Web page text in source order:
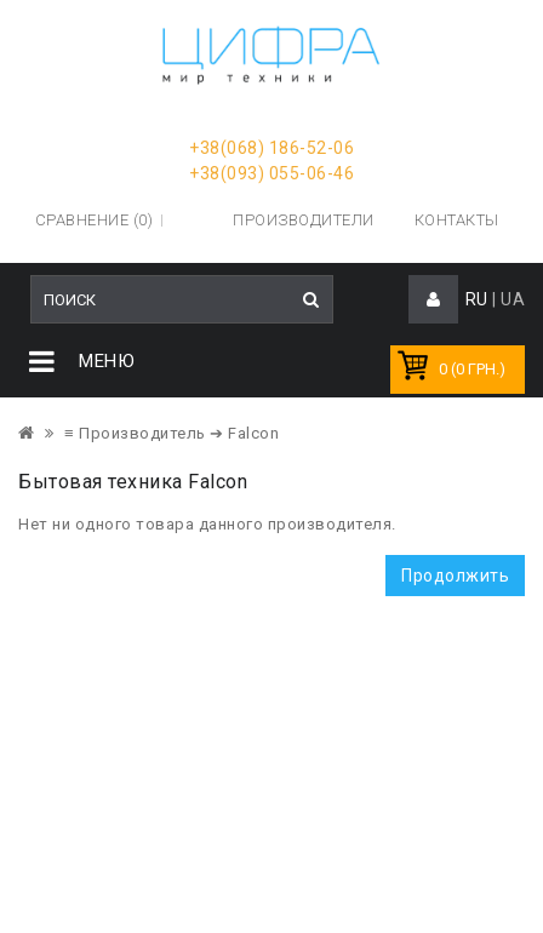
+38(068) 186-52-06
+38(093) 055-06-46
СРАВНЕНИЕ (0) ПРОИЗВОДИТЕЛИ КОНТАКТЫ
RU UA
0 (0 ГРН.)
МЕНЮ
≡ Производитель ➔ Falcon
Бытовая техника Falcon
Нет ни одного товара данного производителя.
Продолжить